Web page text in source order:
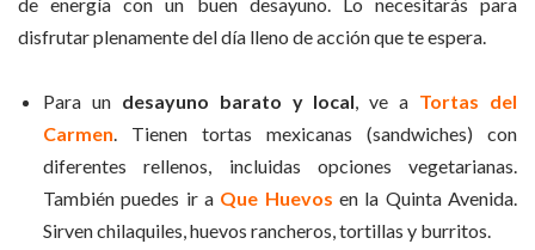
disfrutar plenamente del día lleno de acción que te espera.
Para un desayuno barato y local, ve a Tortas del
Carmen. Tienen tortas mexicanas (sandwiches) con
diferentes rellenos, incluidas opciones vegetarianas.
También puedes ir a Que Huevos en la Quinta Avenida.
Sirven chilaquiles, huevos rancheros, tortillas y burritos.